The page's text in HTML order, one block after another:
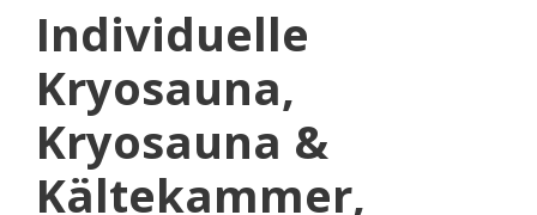
Individuelle
Kryosauna,
Kryosauna &
Kältekammer,